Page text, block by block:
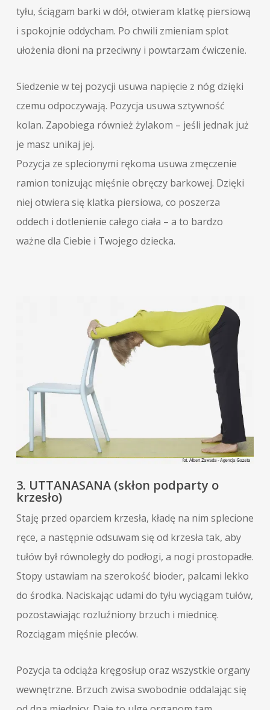
tyłu, ściągam barki w dół, otwieram klatkę piersiową
i spokojnie oddycham. Po chwili zmieniam splot
ułożenia dłoni na przeciwny i powtarzam ćwiczenie.
Siedzenie w tej pozycji usuwa napięcie z nóg dzięki
czemu odpoczywają. Pozycja usuwa sztywność
kolan. Zapobiega również żylakom – jeśli jednak już
je masz unikaj jej.
Pozycja ze splecionymi rękoma usuwa zmęczenie
ramion tonizując mięśnie obręczy barkowej. Dzięki
niej otwiera się klatka piersiowa, co poszerza
oddech i dotlenienie całego ciała – a to bardzo
ważne dla Ciebie i Twojego dziecka.
3. UTTANASANA (skłon podparty o
krzesło)
Staję przed oparciem krzesła, kładę na nim splecione
ręce, a następnie odsuwam się od krzesła tak, aby
tułów był równoległy do podłogi, a nogi prostopadłe.
Stopy ustawiam na szerokość bioder, palcami lekko
do środka. Naciskając udami do tyłu wyciągam tułów,
pozostawiając rozluźniony brzuch i miednicę.
Rozciągam mięśnie pleców.
Pozycja ta odciąża kręgosłup oraz wszystkie organy
wewnętrzne. Brzuch zwisa swobodnie oddalając się